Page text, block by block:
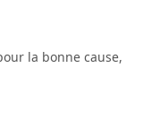
la bonne cause,